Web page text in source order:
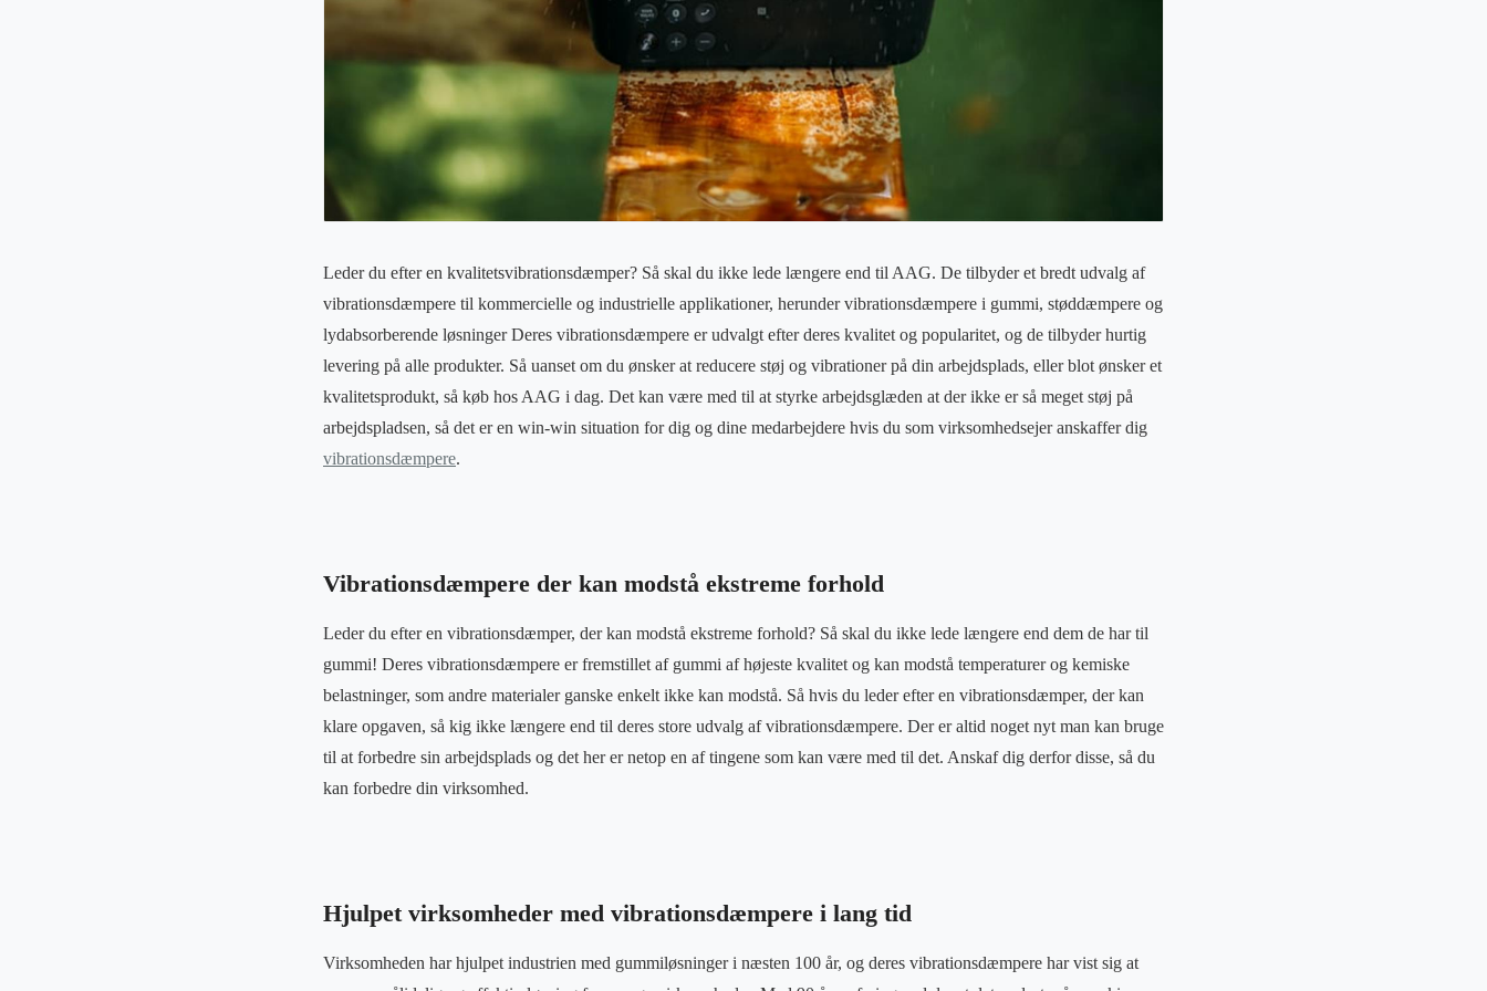
Leder du efter en kvalitetsvibrationsdæmper? Så skal du ikke lede længere end til AAG. De tilbyder et bredt udvalg af
vibrationsdæmpere til kommercielle og industrielle applikationer, herunder vibrationsdæmpere i gummi, støddæmpere og
lydabsorberende løsninger Deres vibrationsdæmpere er udvalgt efter deres kvalitet og popularitet, og de tilbyder hurtig
levering på alle produkter. Så uanset om du ønsker at reducere støj og vibrationer på din arbejdsplads, eller blot ønsker et
kvalitetsprodukt, så køb hos AAG i dag. Det kan være med til at styrke arbejdsglæden at der ikke er så meget støj på
arbejdspladsen, så det er en win-win situation for dig og dine medarbejdere hvis du som virksomhedsejer anskaffer dig
vibrationsdæmpere.
Vibrationsdæmpere der kan modstå ekstreme forhold
Leder du efter en vibrationsdæmper, der kan modstå ekstreme forhold? Så skal du ikke lede længere end dem de har til
gummi! Deres vibrationsdæmpere er fremstillet af gummi af højeste kvalitet og kan modstå temperaturer og kemiske
belastninger, som andre materialer ganske enkelt ikke kan modstå. Så hvis du leder efter en vibrationsdæmper, der kan
klare opgaven, så kig ikke længere end til deres store udvalg af vibrationsdæmpere. Der er altid noget nyt man kan bruge
til at forbedre sin arbejdsplads og det her er netop en af tingene som kan være med til det. Anskaf dig derfor disse, så du
kan forbedre din virksomhed.
Hjulpet virksomheder med vibrationsdæmpere i lang tid
Virksomheden har hjulpet industrien med gummiløsninger i næsten 100 år, og deres vibrationsdæmpere har vist sig at